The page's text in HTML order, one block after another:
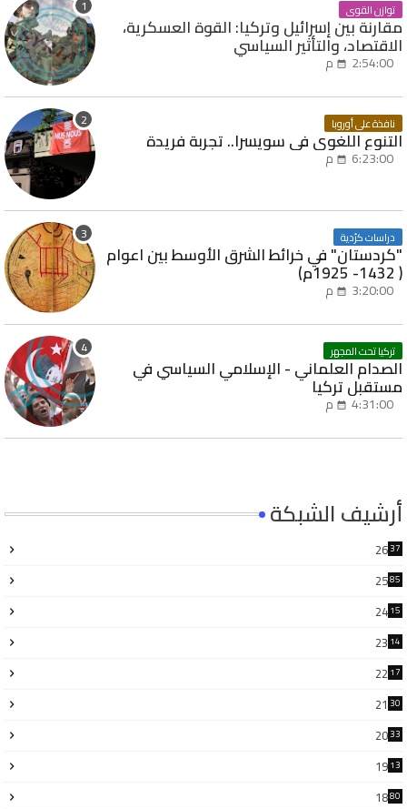
توازن القوى
مقارنة بين إسرائيل وتركيا: القوة العسكرية،
الاقتصاد، والتأثير السياسي
2:54:00 م
نافذة على أوروبا
التنوع اللغوي في سويسرا.. تجربة فريدة
6:23:00 م
دراسات كرُدية
"كردستان" في خرائط الشرق الأوسط بين اعوام
( 1432- 1925م)
3:20:00 م
تركيا تحت المجهر
الصدام العلماني - الإسلامي السياسي في
مستقبل تركيا
4:31:00 م
أرشيف الشبكة
2637
2585
2415
6
23 14
6
2217
3
21 30
6
2033
8
1913
7
1880